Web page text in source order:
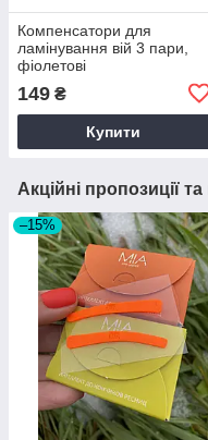
Компенсатори для
ламінування вій 3 пари,
фіолетові
149 ₴
Купити
Акційні пропозиції
–15%